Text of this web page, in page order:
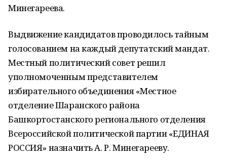
Минегареева.
Выдвижение кандидатов проводилось тайным
голосованием на каждый депутатский мандат.
Местный политический совет решил
уполномоченным представителем
избирательного объединения «Местное
отделение Шаранского района
Башкортостанского регионального отделения
Всероссийской политической партии «ЕДИНАЯ
РОССИЯ» назначить А. Р. Минегарееву.